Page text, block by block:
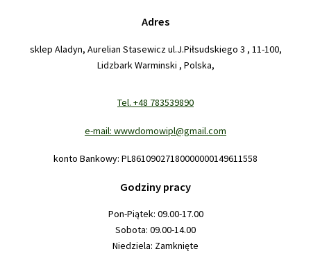
Adres
sklep Aladyn, Aurelian Stasewicz ul.J.Piłsudskiego 3 , 11-100,
Lidzbark Warminski , Polska,
Tel. +48 783539890
e-mail: wwwdomowipl@gmail.com
konto Bankowy: PL86109027180000000149611558
Godziny pracy
Pon-Piątek: 09.00-17.00
Sobota: 09.00-14.00
Niedziela: Zamknięte